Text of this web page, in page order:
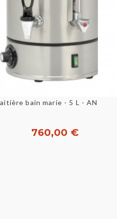
Aperçu rapide
bain marie - 5 L - ANIMO
760,00 €